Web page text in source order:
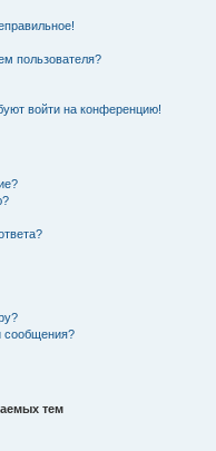
пользователя?
войти на конференцию!
сообщения?
тем